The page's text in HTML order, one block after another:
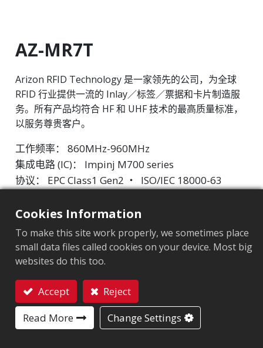
AZ-MR7T
Arizon RFID Technology 是一家领先的公司，为全球
RFID 行业提供一流的 Inlay／标签／票据和卡片制造服
务。所有产品均符合 HF 和 UHF 技术的最高质量标准，
以服务尊贵客户。
工作频率： 860MHz-960MHz
集成电路 (IC)： Impinj M700 series
协议： EPC Class1 Gen2 ‧ ISO/IEC 18000-63
市场细分:工业制造
芯片:Impinj M700 Series
天线尺寸（mm）:42x24
EPC內存:128 bits/96 bits
用户內存:0/32 bits
Cookies Information
To make this site work properly, we sometimes place
small data files called cookies on your device. Most big
websites do this too.
Accept
Reject
Read More
Change Settings